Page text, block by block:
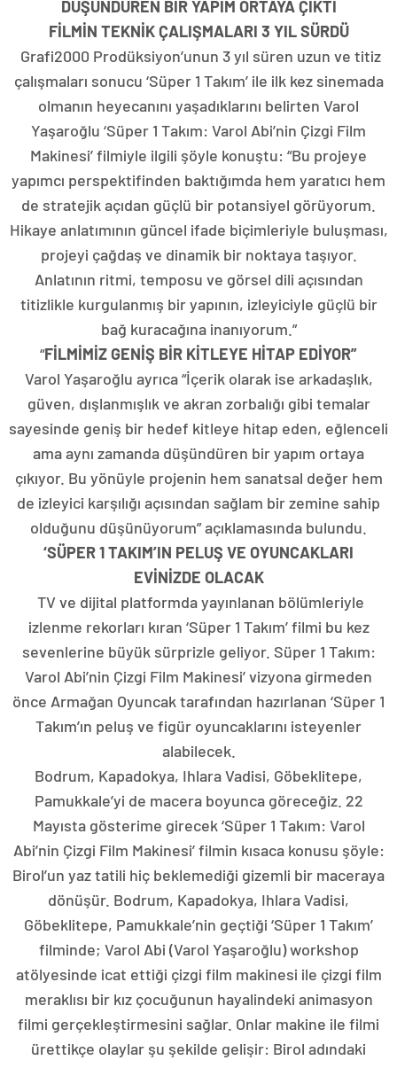
DÜŞÜNDÜREN BİR YAPIM ORTAYA ÇIKTI
FİLMİN TEKNİK ÇALIŞMALARI 3 YIL SÜRDÜ
Grafi2000 Prodüksiyon’unun 3 yıl süren uzun ve titiz
çalışmaları sonucu ‘Süper 1 Takım’ ile ilk kez sinemada
olmanın heyecanını yaşadıklarını belirten Varol
Yaşaroğlu ‘Süper 1 Takım: Varol Abi’nin Çizgi Film
Makinesi’ filmiyle ilgili şöyle konuştu: “Bu projeye
yapımcı perspektifinden baktığımda hem yaratıcı hem
de stratejik açıdan güçlü bir potansiyel görüyorum.
Hikaye anlatımının güncel ifade biçimleriyle buluşması,
projeyi çağdaş ve dinamik bir noktaya taşıyor.
Anlatının ritmi, temposu ve görsel dili açısından
titizlikle kurgulanmış bir yapının, izleyiciyle güçlü bir
bağ kuracağına inanıyorum.”
“FİLMİMİZ GENİŞ BİR KİTLEYE HİTAP EDİYOR”
Varol Yaşaroğlu ayrıca “İçerik olarak ise arkadaşlık,
güven, dışlanmışlık ve akran zorbalığı gibi temalar
sayesinde geniş bir hedef kitleye hitap eden, eğlenceli
ama aynı zamanda düşündüren bir yapım ortaya
çıkıyor. Bu yönüyle projenin hem sanatsal değer hem
de izleyici karşılığı açısından sağlam bir zemine sahip
olduğunu düşünüyorum” açıklamasında bulundu.
‘SÜPER 1 TAKIM’IN PELUŞ VE OYUNCAKLARI
EVİNİZDE OLACAK
TV ve dijital platformda yayınlanan bölümleriyle
izlenme rekorları kıran ‘Süper 1 Takım’ filmi bu kez
sevenlerine büyük sürprizle geliyor. Süper 1 Takım:
Varol Abi’nin Çizgi Film Makinesi’ vizyona girmeden
önce Armağan Oyuncak tarafından hazırlanan ‘Süper 1
Takım’ın peluş ve figür oyuncaklarını isteyenler
alabilecek.
Bodrum, Kapadokya, Ihlara Vadisi, Göbeklitepe,
Pamukkale’yi de macera boyunca göreceğiz. 22
Mayısta gösterime girecek ‘Süper 1 Takım: Varol
Abi’nin Çizgi Film Makinesi’ filmin kısaca konusu şöyle:
Birol’un yaz tatili hiç beklemediği gizemli bir maceraya
dönüşür. Bodrum, Kapadokya, Ihlara Vadisi,
Göbeklitepe, Pamukkale’nin geçtiği ‘Süper 1 Takım’
filminde; Varol Abi (Varol Yaşaroğlu) workshop
atölyesinde icat ettiği çizgi film makinesi ile çizgi film
meraklısı bir kız çocuğunun hayalindeki animasyon
filmi gerçekleştirmesini sağlar. Onlar makine ile filmi
ürettikçe olaylar şu şekilde gelişir: Birol adındaki